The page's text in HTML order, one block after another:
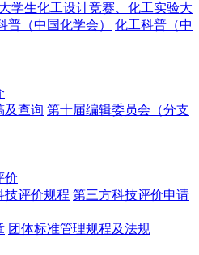
大学生化工设计竞赛、化工实验大
普（中国化学会）
化工科普（中
及查询 第十届编辑委员会（分支
价
技评价规程 第三方科技评价申请
团体标准管理规程及法规